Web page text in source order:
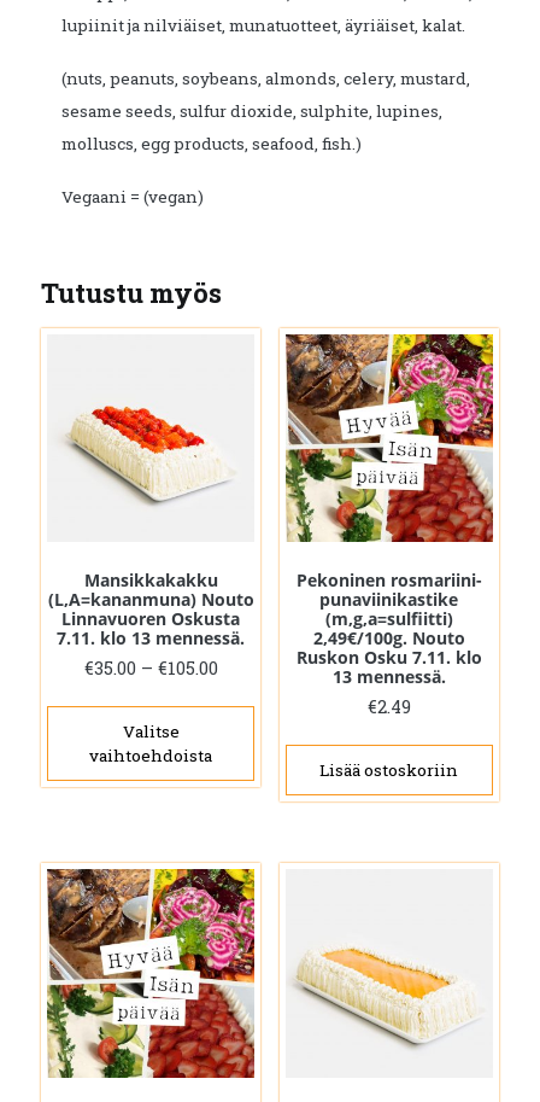
lupiinit ja nilviäiset, munatuotteet, äyriäiset, kalat.
(nuts, peanuts, soybeans, almonds, celery, mustard,
sesame seeds, sulfur dioxide, sulphite, lupines,
molluscs, egg products, seafood, fish.)
Vegaani = (vegan)
Tutustu myös
Mansikkakakku
(L,A=kananmuna) Nouto
Linnavuoren Oskusta
7.11. klo 13 mennessä.
€35.00 – €105.00Hintaluokka:
Valitse
vaihtoehdoista
Tällä
useampi
Voit
tehdä
valinnat
tuotteen
sivulla.
Pekoninen rosmariini-
punaviinikastike
(m,g,a=sulfiitti)
2,49€/100g. Nouto
Ruskon Osku 7.11. klo
13 mennessä.
€2.49
Lisää ostoskoriin